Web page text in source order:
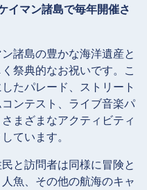
イマン諸島で毎年開催さ
諸島の豊かな海洋遺産と
祭典的なお祝いです。こ
たパレード、ストリート
ンテスト、ライブ音楽パ
まざまなアクティビティ
ています。
と訪問者は同様に冒険と
魚、その他の航海のキャ